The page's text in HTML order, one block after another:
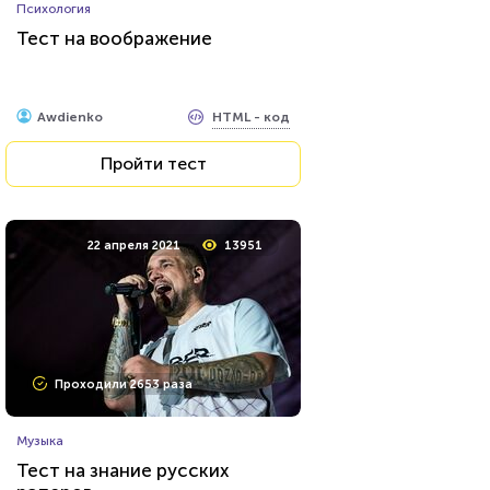
Тест: "Мое будущее. Каким
оно будет?"
Пройти тест
Проходили 1569 раз
Тест для знатоков искусства:
живопись, скульптура,
Психология
Тест на воображение
Awdienko HTML - код
Пройти тест
22 апреля 2021 13951
Проходили 2653 раза
Музыка
Тест на знание русских